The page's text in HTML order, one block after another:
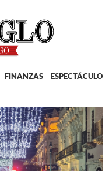
FINANZAS ESPECTÁCULOS